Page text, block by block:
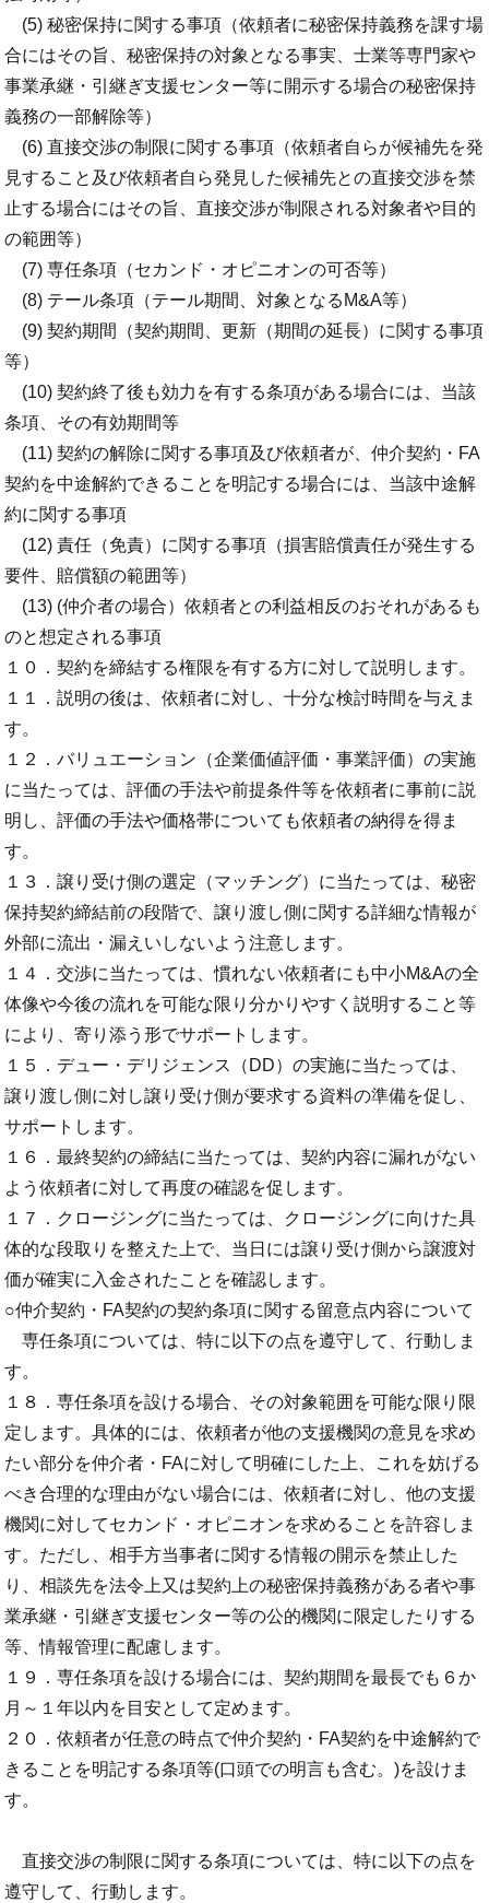
(5) 秘密保持に関する事項（依頼者に秘密保持義務を課す場
合にはその旨、秘密保持の対象となる事実、士業等専門家や
事業承継・引継ぎ支援センター等に開示する場合の秘密保持
義務の一部解除等）
(6) 直接交渉の制限に関する事項（依頼者自らが候補先を発
見すること及び依頼者自ら発見した候補先との直接交渉を禁
止する場合にはその旨、直接交渉が制限される対象者や目的
の範囲等）
(7) 専任条項（セカンド・オピニオンの可否等）
(8) テール条項（テール期間、対象となるM&A等）
(9) 契約期間（契約期間、更新（期間の延長）に関する事項
等）
(10) 契約終了後も効力を有する条項がある場合には、当該
条項、その有効期間等
(11) 契約の解除に関する事項及び依頼者が、仲介契約・FA
契約を中途解約できることを明記する場合には、当該中途解
約に関する事項
(12) 責任（免責）に関する事項（損害賠償責任が発生する
要件、賠償額の範囲等）
(13) (仲介者の場合）依頼者との利益相反のおそれがあるも
のと想定される事項
１０．契約を締結する権限を有する方に対して説明します。
１１．説明の後は、依頼者に対し、十分な検討時間を与えま
す。
１２．バリュエーション（企業価値評価・事業評価）の実施
に当たっては、評価の手法や前提条件等を依頼者に事前に説
明し、評価の手法や価格帯についても依頼者の納得を得ま
す。
１３．譲り受け側の選定（マッチング）に当たっては、秘密
保持契約締結前の段階で、譲り渡し側に関する詳細な情報が
外部に流出・漏えいしないよう注意します。
１４．交渉に当たっては、慣れない依頼者にも中小M&Aの全
体像や今後の流れを可能な限り分かりやすく説明すること等
により、寄り添う形でサポートします。
１５．デュー・デリジェンス（DD）の実施に当たっては、
譲り渡し側に対し譲り受け側が要求する資料の準備を促し、
サポートします。
１６．最終契約の締結に当たっては、契約内容に漏れがない
よう依頼者に対して再度の確認を促します。
１７．クロージングに当たっては、クロージングに向けた具
体的な段取りを整えた上で、当日には譲り受け側から譲渡対
価が確実に入金されたことを確認します。
○仲介契約・FA契約の契約条項に関する留意点内容について
専任条項については、特に以下の点を遵守して、行動しま
す。
１８．専任条項を設ける場合、その対象範囲を可能な限り限
定します。具体的には、依頼者が他の支援機関の意見を求め
たい部分を仲介者・FAに対して明確にした上、これを妨げる
べき合理的な理由がない場合には、依頼者に対し、他の支援
機関に対してセカンド・オピニオンを求めることを許容しま
す。ただし、相手方当事者に関する情報の開示を禁止した
り、相談先を法令上又は契約上の秘密保持義務がある者や事
業承継・引継ぎ支援センター等の公的機関に限定したりする
等、情報管理に配慮します。
１９．専任条項を設ける場合には、契約期間を最長でも６か
月～１年以内を目安として定めます。
２０．依頼者が任意の時点で仲介契約・FA契約を中途解約で
きることを明記する条項等(口頭での明言も含む。)を設けま
す。
直接交渉の制限に関する条項については、特に以下の点を
遵守して、行動します。